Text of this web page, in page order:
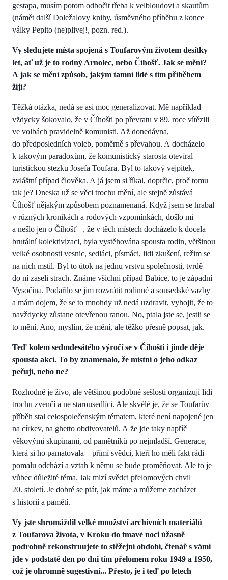
gestapa, musím potom odbočit třeba k velbloudovi a skautům
(námět další Doležalovy knihy, úsměvného příběhu z konce
války Pepito (ne)plivej!, pozn. red.).
Vy sledujete místa spojená s Toufarovým životem desítky
let, ať už je to rodný Arnolec, nebo Číhošť. Jak se mění?
A jak se mění způsob, jakým tamní lidé s tím příběhem
žijí?
Těžká otázka, nedá se asi moc generalizovat. Mě například
vždycky šokovalo, že v Číhošti po převratu v 89. roce vítězili
ve volbách pravidelně komunisti. Až donedávna,
do předposledních voleb, poměrně s převahou. A docházelo
k takovým paradoxům, že komunistický starosta otevíral
turistickou stezku Josefa Toufara. Byl to takový vejpitek,
zvláštní případ člověka. A já jsem si říkal, doprčic, proč tomu
tak je? Dneska už se věci trochu mění, ale stejně zůstává
Číhošť nějakým způsobem poznamenaná. Když jsem se hrabal
v různých kronikách a rodových vzpomínkách, došlo mi –
a nešlo jen o Číhošť –, že v těch místech docházelo k docela
brutální kolektivizaci, byla vystěhována spousta rodin, většinou
velké osobnosti vesnic, sedláci, písmáci, lidi zkušení, režim se
na nich mstil. Byl to útok na jednu vrstvu společnosti, tvrdě
do ní zaseli strach. Známe všichni případ Babice, to je západní
Vysočina. Podařilo se jim rozvrátit rodinné a sousedské vazby
a mám dojem, že se to mnohdy už nedá uzdravit, vyhojit, že to
navždycky zůstane otevřenou ranou. No, ptala jste se, jestli se
to mění. Ano, myslím, že mění, ale těžko přesně popsat, jak.
Teď kolem sedmdesátého výročí se v Číhošti i jinde děje
spousta akcí. To by znamenalo, že místní o jeho odkaz
pečují, nebo ne?
Rozhodně je živo, ale většinou podobné sešlosti organizují lidi
trochu zvenčí a ne starousedlíci. Ale skvělé je, že se Toufarův
příběh stal celospolečenským tématem, které není napojené jen
na církev, na ghetto obdivovatelů. A že jde taky napříč
věkovými skupinami, od pamětníků po nejmladší. Generace,
která si ho pamatovala – přímí svědci, kteří ho měli fakt rádi –
pomalu odchází a vztah k němu se bude proměňovat. Ale to je
vůbec důležité téma. Jak mizí svědci přelomových chvil
20. století. Je dobré se ptát, jak máme a můžeme zacházet
s historií a pamětí.
Vy jste shromáždil velké množství archivních materiálů
z Toufarova života, v Kroku do tmavé noci úžasně
podrobně rekonstruujete to stěžejní období, čtenář s vámi
jde v podstatě den po dni tím přelomem roku 1949 a 1950,
což je ohromně sugestivní... Přesto, je i teď po letech